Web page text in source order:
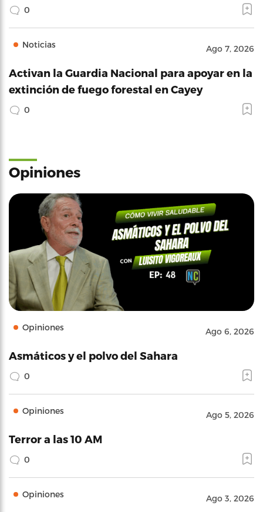
0
Noticias Ago 7, 2026
Activan la Guardia Nacional para apoyar en la
extinción de fuego forestal en Cayey
0
Opiniones
Opiniones Ago 6, 2026
Asmáticos y el polvo del Sahara
0
Opiniones Ago 5, 2026
Terror a las 10 AM
0
Opiniones Ago 3, 2026